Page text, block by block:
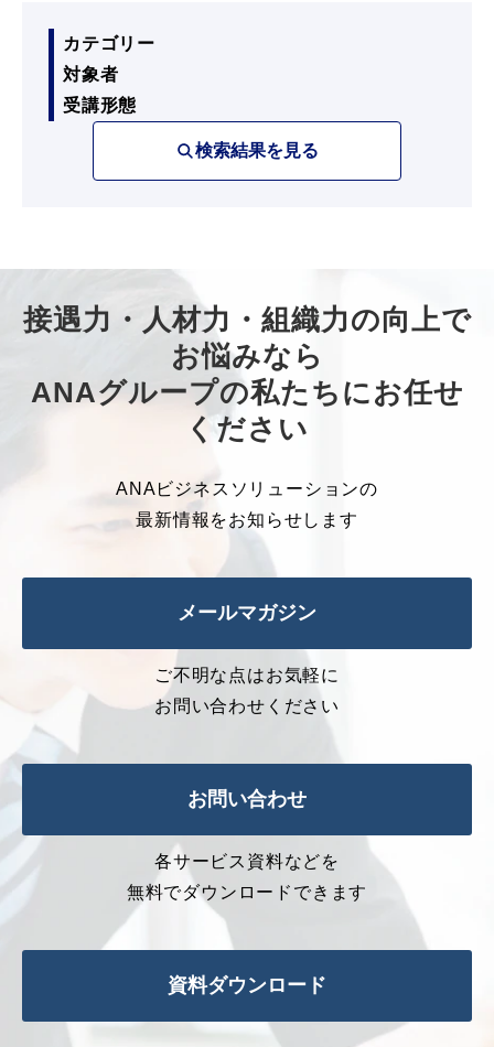
カテゴリー
対象者
受講形態
検索結果を見る
接遇力・人材力・組織力の向上で
お悩みなら
ANAグループの私たちにお任せ
ください
ANAビジネスソリューションの
最新情報をお知らせします
メールマガジン
ご不明な点はお気軽に
お問い合わせください
お問い合わせ
各サービス資料などを
無料でダウンロードできます
資料ダウンロード